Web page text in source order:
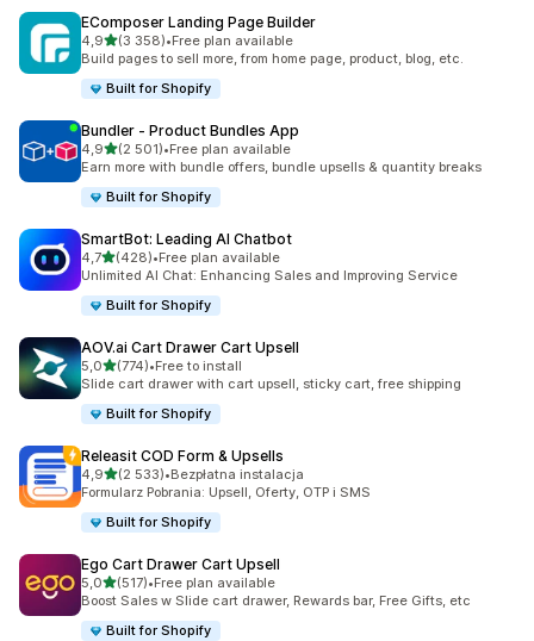
EComposer Landing Page Builder
4,9na 5 gwiazdek
(3 358)
Łączna liczba recenzji: 3358
•Free plan available
Build pages to sell more, from home page, product, blog, etc.
Built for Shopify
Bundler ‑ Product Bundles App
4,9na 5 gwiazdek
(2 501)
Łączna liczba recenzji: 2501
•Free plan available
Earn more with bundle offers, bundle upsells & quantity breaks
Built for Shopify
SmartBot: Leading AI Chatbot
4,7na 5 gwiazdek
(428)
Łączna liczba recenzji: 428
•Free plan available
Unlimited AI Chat: Enhancing Sales and Improving Service
Built for Shopify
AOV.ai Cart Drawer Cart Upsell
5,0na 5 gwiazdek
(774)
Łączna liczba recenzji: 774
•Free to install
Slide cart drawer with cart upsell, sticky cart, free shipping
Built for Shopify
Releasit COD Form & Upsells
4,9na 5 gwiazdek
(2 533)
Łączna liczba recenzji: 2533
•Bezpłatna instalacja
Formularz Pobrania: Upsell, Oferty, OTP i SMS
Built for Shopify
Ego Cart Drawer Cart Upsell
5,0na 5 gwiazdek
(517)
Łączna liczba recenzji: 517
•Free plan available
Boost Sales w Slide cart drawer, Rewards bar, Free Gifts, etc
Built for Shopify